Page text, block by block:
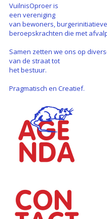
VuilnisOproer is
een vereniging
van bewoners,
beroepskrachten die met
Samen zetten we ons op
van de straat tot
het bestuur.
Pragmatisch en Creatief.